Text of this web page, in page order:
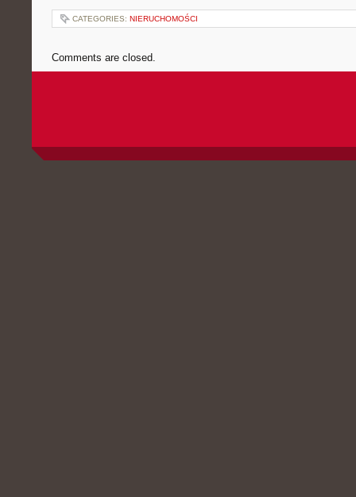
CATEGORIES: NIERUCHOMOŚCI
Comments are closed.